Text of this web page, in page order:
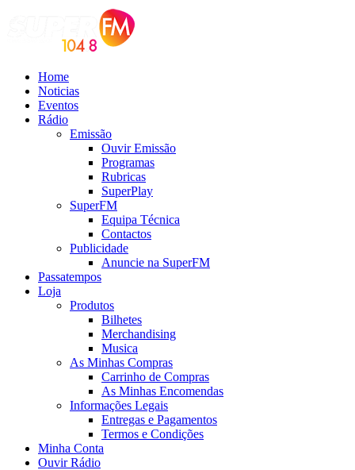
Home
Noticias
Eventos
Rádio
Emissão
Ouvir Emissão
Programas
Rubricas
SuperPlay
SuperFM
Equipa Técnica
Contactos
Publicidade
Anuncie na SuperFM
Passatempos
Loja
Produtos
Bilhetes
Merchandising
Musica
As Minhas Compras
Carrinho de Compras
As Minhas Encomendas
Informações Legais
Entregas e Pagamentos
Termos e Condições
Minha Conta
Ouvir Rádio